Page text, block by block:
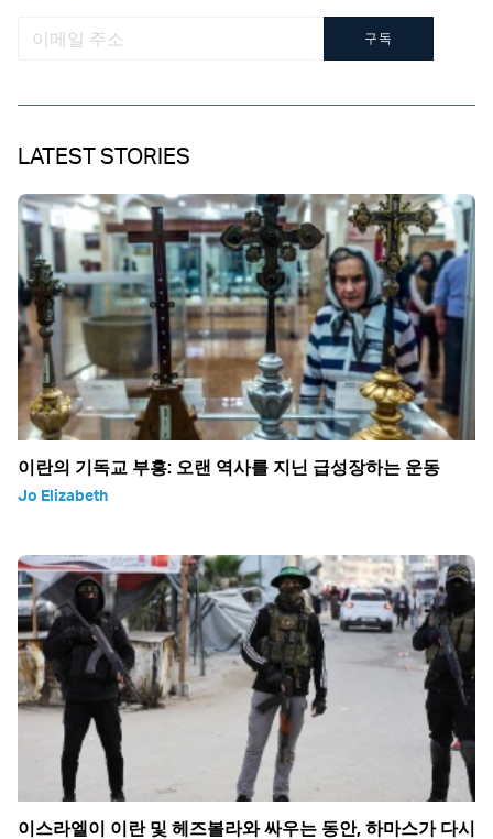
구독
LATEST STORIES
이란의 기독교 부흥: 오랜 역사를 지닌 급성장하는 운동
Jo Elizabeth
이스라엘이 이란 및 헤즈볼라와 싸우는 동안, 하마스가 다시